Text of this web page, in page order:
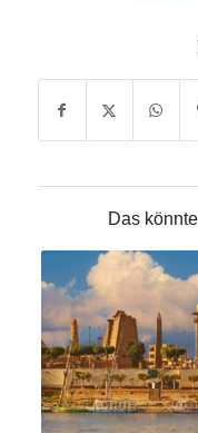
Das